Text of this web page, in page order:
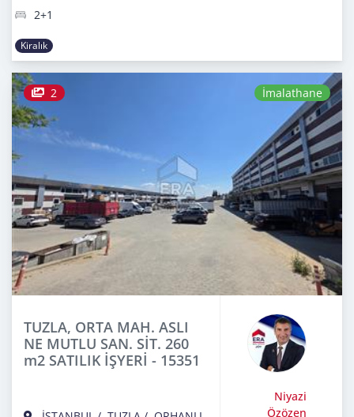
2+1
Kiralık
2 İmalathane
TUZLA, ORTA MAH. ASLI
NE MUTLU SAN. SİT. 260
m2 SATILIK İŞYERİ - 15351
Niyazi
Özözen